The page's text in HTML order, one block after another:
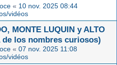
« 10 nov. 2025 08:44
vidéos
MONTE LUQUIN y ALTO
de los nombres curiosos)
« 07 nov. 2025 11:08
vidéos